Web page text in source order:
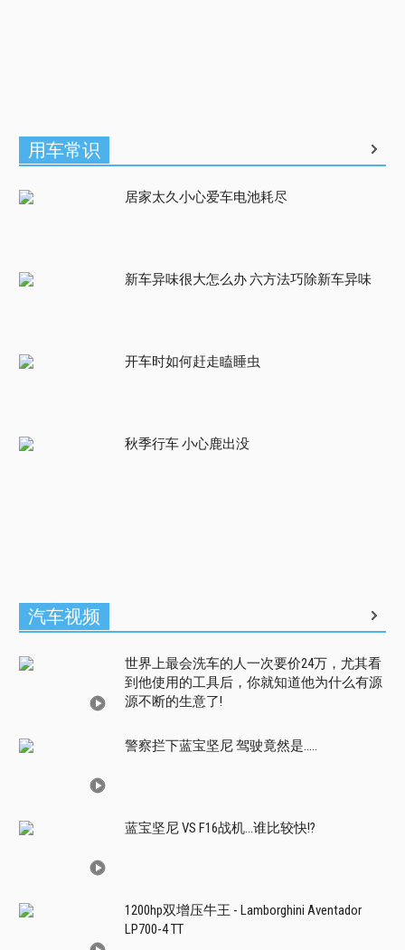
用车常识
居家太久小心爱车电池耗尽
新车异味很大怎么办 六方法巧除新车异味
开车时如何赶走瞌睡虫
秋季行车 小心鹿出没
汽车视频
世界上最会洗车的人一次要价24万，尤其看
到他使用的工具后，你就知道他为什么有源
源不断的生意了!
警察拦下蓝宝坚尼 驾驶竟然是.....
蓝宝坚尼 VS F16战机...谁比较快!?
1200hp双增压牛王 - Lamborghini Aventador
LP700-4 TT